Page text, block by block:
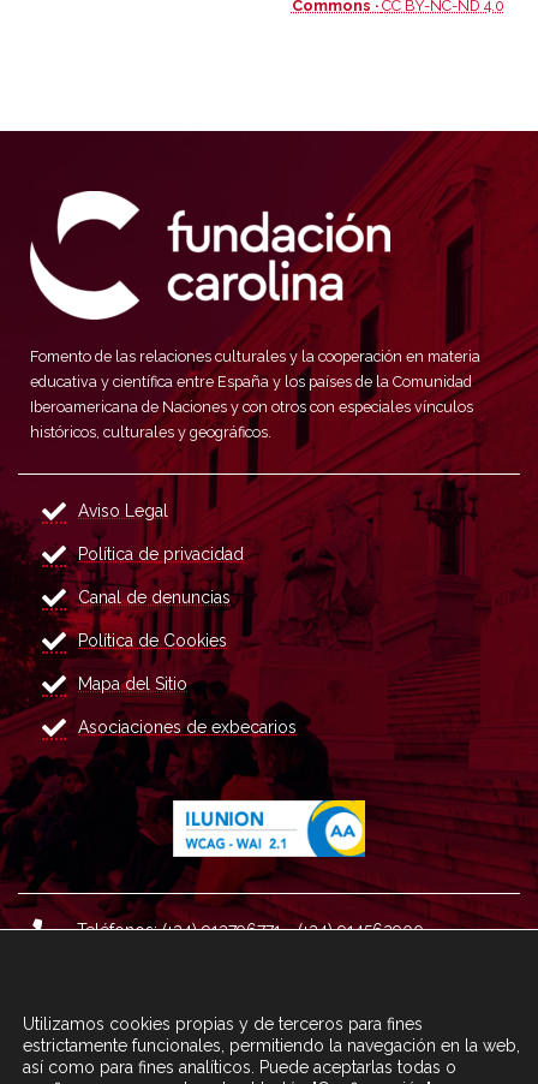
Commons · CC BY-NC-ND 4.0
Fomento de las relaciones culturales y la cooperación en materia
educativa y científica entre España y los países de la Comunidad
Iberoamericana de Naciones y con otros con especiales vínculos
históricos, culturales y geográficos.
Aviso Legal
Política de privacidad
Canal de denuncias
Política de Cookies
Mapa del Sitio
Asociaciones de exbecarios
Teléfonos: (+34) 913796771 - (+34) 914562900
Correo : informacion@fundacioncarolina.es
Utilizamos cookies propias y de terceros para fines
estrictamente funcionales, permitiendo la navegación en la web,
así como para fines analíticos. Puede aceptarlas todas o